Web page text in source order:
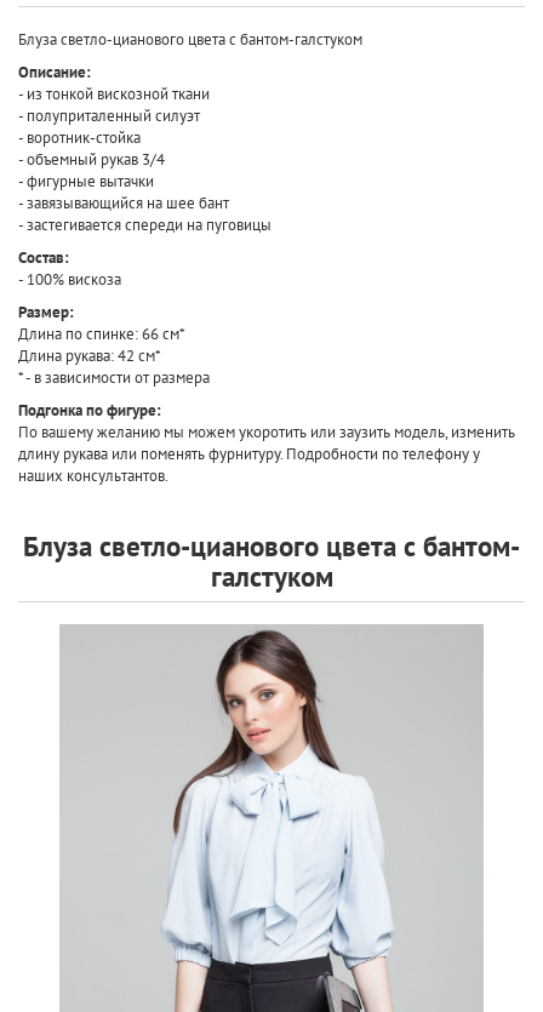
Блуза светло-цианового цвета с бантом-галстуком
Описание:
- из тонкой вискозной ткани
- полуприталенный силуэт
- воротник-стойка
- объемный рукав 3/4
- фигурные вытачки
- завязывающийся на шее бант
- застегивается спереди на пуговицы
Состав:
- 100% вискоза
Размер:
Длина по спинке: 66 см*
Длина рукава: 42 см*
* - в зависимости от размера
Подгонка по фигуре:
По вашему желанию мы можем укоротить или заузить модель, изменить
длину рукава или поменять фурнитуру. Подробности по телефону у
наших консультантов.
Блуза светло-цианового цвета с бантом-
галстуком